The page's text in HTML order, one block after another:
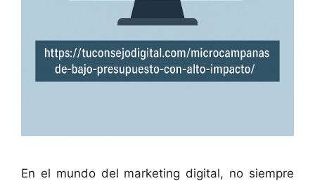
En el mundo del marketing digital, no siempre